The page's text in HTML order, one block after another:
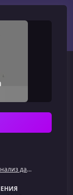
Обработка и анализ данных